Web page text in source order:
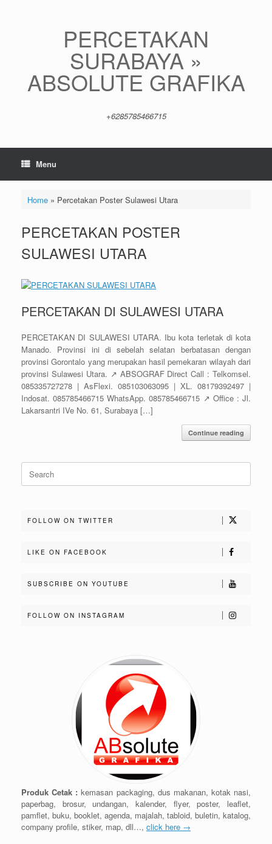
PERCETAKAN
SURABAYA »
ABSOLUTE GRAFIKA
+6285785466715
Menu
Home» Percetakan Poster Sulawesi Utara
PERCETAKAN POSTER
SULAWESI UTARA
PERCETAKAN DI SULAWESI UTARA
PERCETAKAN DI SULAWESI UTARA. Ibu kota terletak di kota
Manado. Provinsi ini di sebelah selatan berbatasan dengan
provinsi Gorontalo yang merupakan hasil pemekaran wilayah dari
provinsi Sulawesi Utara. ↗️ ABSOGRAF Direct Call : Telkomsel.
085335727278 | AsFlexi. 085103063095 | XL. 08179392497 |
Indosat. 085785466715 WhatsApp. 085785466715 ↗️ Office : Jl.
Lakarsantri IVe No. 61, Surabaya […]
Continue reading
Search
for:
FOLLOW ON TWITTER
LIKE ON FACEBOOK
SUBSCRIBE ON YOUTUBE
FOLLOW ON INSTAGRAM
Produk Cetak : kemasan packaging, dus makanan, kotak nasi,
paperbag, brosur, undangan, kalender, flyer, poster, leaflet,
pamflet, buku, booklet, agenda, majalah, tabloid, buletin, katalog,
company profile, stiker, map, dll…, click here →